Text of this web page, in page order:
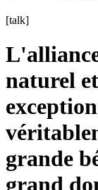
[talk]
naturel
grande
grand